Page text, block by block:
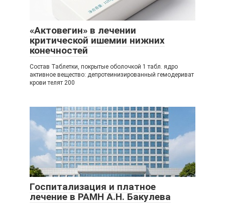
«Актовегин» в лечении
критической ишемии нижних
конечностей
Состав Таблетки, покрытые оболочкой 1 табл. ядро
активное вещество: депротеинизированный гемодериват
крови телят 200
Госпитализация и платное
лечение в РАМН А.Н. Бакулева